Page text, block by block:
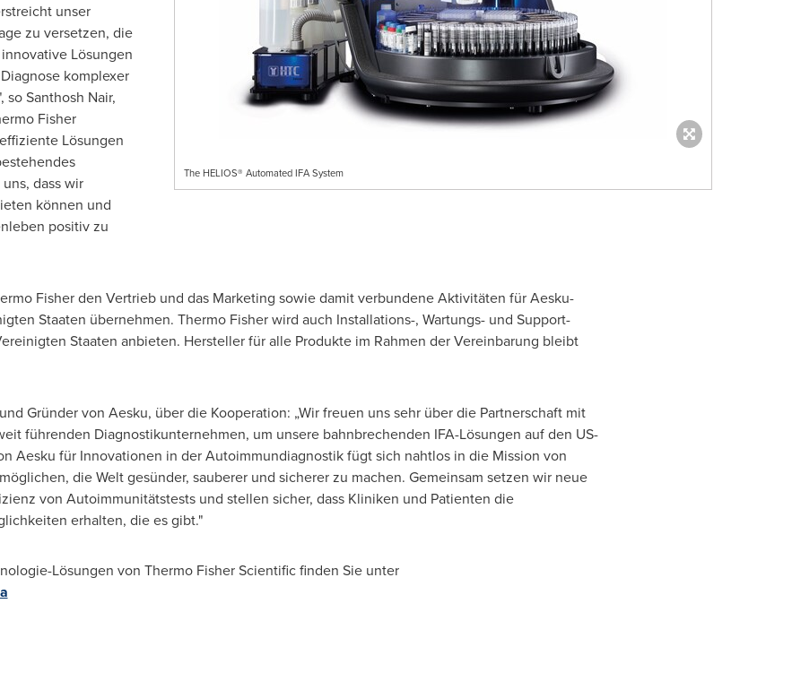
The HELIOS® Automated IFA System
unser
zu versetzen, die
Lösungen
komplexer
soSanthosh Nair,
Fisher
Lösungen
dass wir
können und
positiv zu
Fisher den Vertrieb und das Marketing sowie damit verbundene Aktivitäten für Aesku-
Staaten übernehmen. Thermo Fisherwird auch Installations-, Wartungs- und Support-
Staaten anbieten. Hersteller für alle Produkte im Rahmen der Vereinbarung bleibt
Gründer von Aesku, über die Kooperation: „Wir freuen uns sehr über die Partnerschaft mit
führenden Diagnostikunternehmen, um unsere bahnbrechenden IFA-Lösungen auf den US-
Aesku für Innovationen in der Autoimmundiagnostik fügt sich nahtlos in die Mission von
die Welt gesünder, sauberer und sicherer zu machen. Gemeinsam setzen wir neue
von Autoimmunitätstests und stellen sicher, dass Kliniken und Patienten die
erhalten, die es gibt."
Lösungen von Thermo Fisher Scientific finden Sie unter